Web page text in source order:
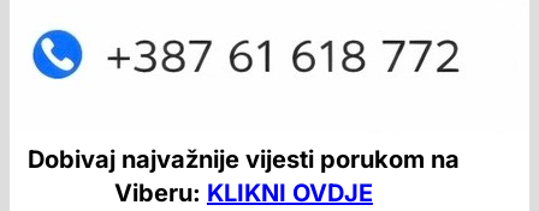
Dobivaj najvažnije vijesti porukom na
Viberu: KLIKNI OVDJE